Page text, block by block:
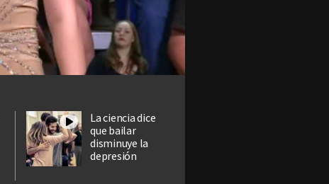
La ciencia dice
que bailar
disminuye la
depresión